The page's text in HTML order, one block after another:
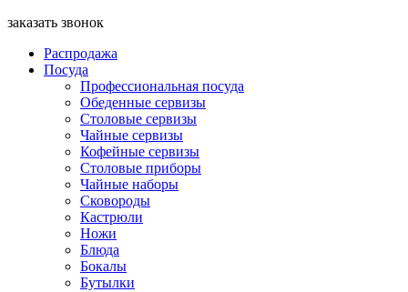
заказать звонок
Распродажа
Посуда
Профессиональная посуда
Обеденные сервизы
Столовые сервизы
Чайные сервизы
Кофейные сервизы
Столовые приборы
Чайные наборы
Сковороды
Кастрюли
Ножи
Блюда
Бокалы
Бутылки